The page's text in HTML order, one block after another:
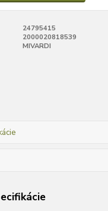
24795415
2000020818539
MIVARDI